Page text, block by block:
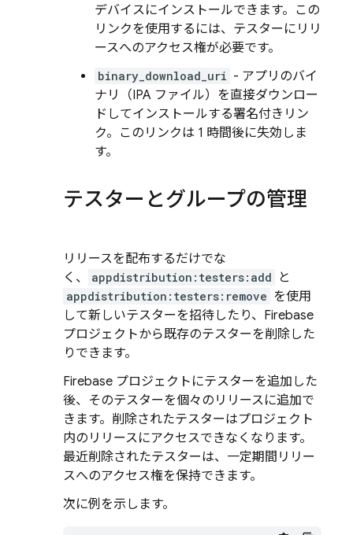
デバイスにインストールできます。この
リンクを使用するには、テスターにリリ
ースへのアクセス権が必要です。
binary_download_uri - アプリのバイ
ナリ（IPA ファイル）を直接ダウンロー
ドしてインストールする署名付きリン
ク。このリンクは 1 時間後に失効しま
す。
テスターとグループの管理
リリースを配布するだけでな
く、
appdistribution:testers:add と
appdistribution:testers:remove を使用
して新しいテスターを招待したり、Firebase
プロジェクトから既存のテスターを削除した
りできます。
Firebase プロジェクトにテスターを追加した
後、そのテスターを個々のリリースに追加で
きます。削除されたテスターはプロジェクト
内のリリースにアクセスできなくなります。
最近削除されたテスターは、一定期間リリー
スへのアクセス権を保持できます。
次に例を示します。